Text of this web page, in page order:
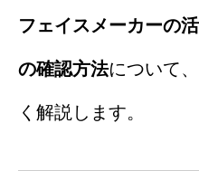
フェイスメーカーの
の確認方法について
く解説します。